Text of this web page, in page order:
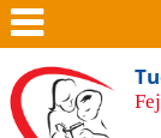
Men
ü